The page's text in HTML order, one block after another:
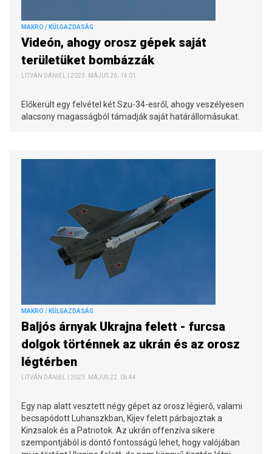
MAKRO / KÜLGAZDASÁG
Videón, ahogy orosz gépek saját
területüket bombázzák
LITVÁN DÁNIEL | 2023. MÁJUS 26. 14:01
Előkerült egy felvétel két Szu-34-esről, ahogy veszélyesen
alacsony magasságból támadják saját határállomásukat.
MAKRO / KÜLGAZDASÁG
Baljós árnyak Ukrajna felett - furcsa
dolgok történnek az ukrán és az orosz
légtérben
LITVÁN DÁNIEL | 2023. MÁJUS 22. 05:44
Egy nap alatt vesztett négy gépet az orosz légierő, valami
becsapódott Luhanszkban, Kijev felett párbajoztak a
Kinzsalok és a Patriotok. Az ukrán offenzíva sikere
szempontjából is döntő fontosságú lehet, hogy valójában